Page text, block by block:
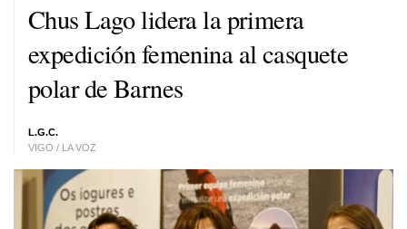
Chus Lago lidera la primera
expedición femenina al casquete
polar de Barnes
L.G.C.
VIGO / LA VOZ